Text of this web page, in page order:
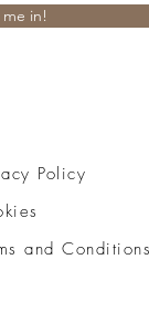
me in!
Policy
and Conditions